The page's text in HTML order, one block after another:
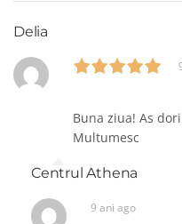
Delia
Buna ziua! As
Multumesc
Centrul Athena
9 ani ago